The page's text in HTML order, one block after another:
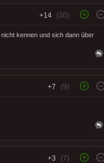
+14 (30)
kennen und sich dann über
+7 (9)
+3 (7)